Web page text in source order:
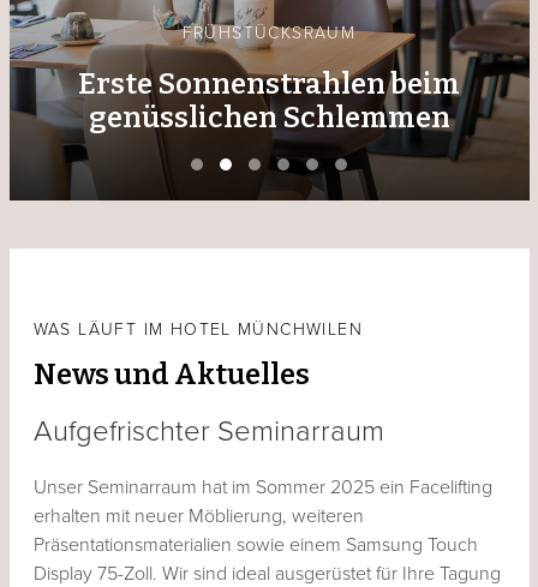
FRÜHSTÜCKSRAUM
Erste Sonnenstrahlen beim
genüsslichen Schlemmen
WAS LÄUFT IM HOTEL MÜNCHWILEN
News und Aktuelles
Aufgefrischter Seminarraum
Unser Seminarraum hat im Sommer 2025 ein Facelifting
erhalten mit neuer Möblierung, weiteren
Präsentationsmaterialien sowie einem Samsung Touch
Display 75-Zoll. Wir sind ideal ausgerüstet für Ihre Tagung